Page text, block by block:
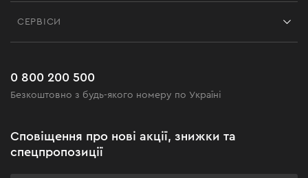
Чорна п'ятниця
Поширені запитання
СЕРВІСИ
0 800 200 500
Безкоштовно з будь-якого номеру по Україні
Сповіщення про нові акції, знижки та
спецпропозиції